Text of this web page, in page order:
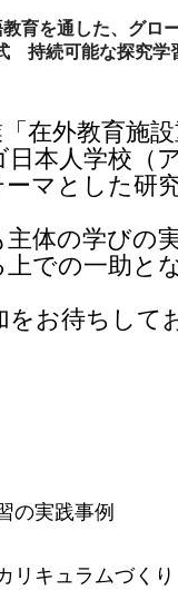
を通した、グロ
持続可能な探究学
在外教育施
本人学校（
マとした研
体の学びの
での一助と
お待ちして
の実践事例
リキュラムづくり